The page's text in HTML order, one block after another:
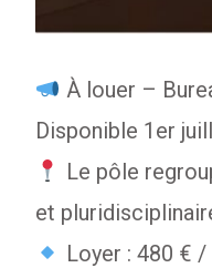
À louer –
Disponible 1er
Le pôle
et
Loyer : 480 €